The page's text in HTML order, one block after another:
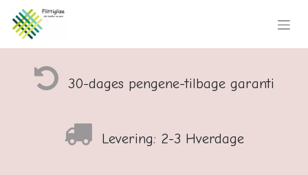
30-dages pengene-tilbage garanti
Levering: 2-3 Hverdage